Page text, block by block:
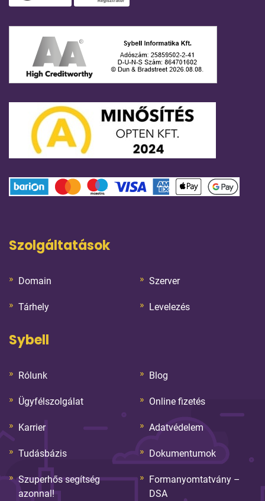
Szolgáltatások
Domain Szerver
Tárhely Levelezés
Sybell
Rólunk Blog
Ügyfélszolgálat Online fizetés
Karrier Adatvédelem
Tudásbázis Dokumentumok
Szuperhős segítség
azonnal!
Formanyomtatvány –
DSA